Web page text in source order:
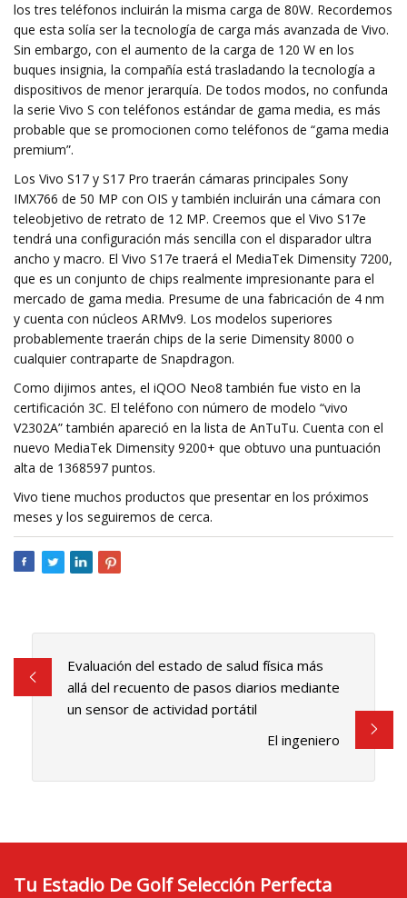
los tres teléfonos incluirán la misma carga de 80W. Recordemos
que esta solía ser la tecnología de carga más avanzada de Vivo.
Sin embargo, con el aumento de la carga de 120 W en los
buques insignia, la compañía está trasladando la tecnología a
dispositivos de menor jerarquía. De todos modos, no confunda
la serie Vivo S con teléfonos estándar de gama media, es más
probable que se promocionen como teléfonos de “gama media
premium”.
Los Vivo S17 y S17 Pro traerán cámaras principales Sony
IMX766 de 50 MP con OIS y también incluirán una cámara con
teleobjetivo de retrato de 12 MP. Creemos que el Vivo S17e
tendrá una configuración más sencilla con el disparador ultra
ancho y macro. El Vivo S17e traerá el MediaTek Dimensity 7200,
que es un conjunto de chips realmente impresionante para el
mercado de gama media. Presume de una fabricación de 4 nm
y cuenta con núcleos ARMv9. Los modelos superiores
probablemente traerán chips de la serie Dimensity 8000 o
cualquier contraparte de Snapdragon.
Como dijimos antes, el iQOO Neo8 también fue visto en la
certificación 3C. El teléfono con número de modelo “vivo
V2302A” también apareció en la lista de AnTuTu. Cuenta con el
nuevo MediaTek Dimensity 9200+ que obtuvo una puntuación
alta de 1368597 puntos.
Vivo tiene muchos productos que presentar en los próximos
meses y los seguiremos de cerca.
Evaluación del estado de salud física más
allá del recuento de pasos diarios mediante
un sensor de actividad portátil
El ingeniero
Tu Estadio De Golf Selección Perfecta